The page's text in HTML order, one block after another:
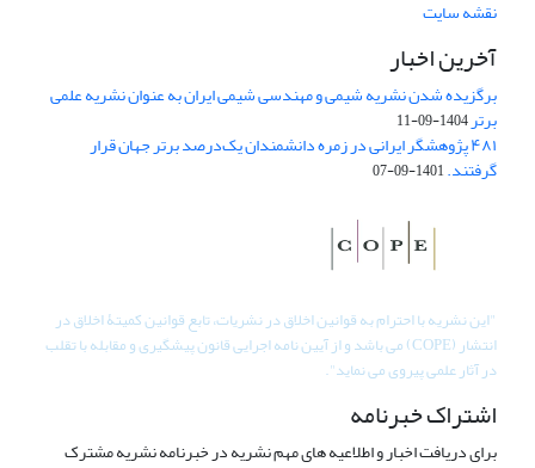
نقشه سایت
آخرین اخبار
برگزیده شدن نشریه شیمی و مهندسی شیمی ایران به عنوان نشریه علمی
برتر1404-09-11
۴۸۱ پژوهشگر ایرانی در زمره دانشمندان یک‌درصد برتر جهان قرار
گرفتند.1401-09-07
"این نشریه با احترام به قوانین اخلاق در نشریات، تابع قوانین کمیتۀ اخلاق در
انتشار (COPE) می باشد و از آیین نامه اجرایی قانون پیشگیری و مقابله با تقلب
در آثار علمی پیروی می نماید".
اشتراک خبرنامه
برای دریافت اخبار و اطلاعیه های مهم نشریه در خبرنامه نشریه مشترک